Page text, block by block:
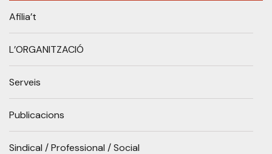
Afilia’t
L’ORGANITZACIÓ
Serveis
Publicacions
Sindical / Professional / Social